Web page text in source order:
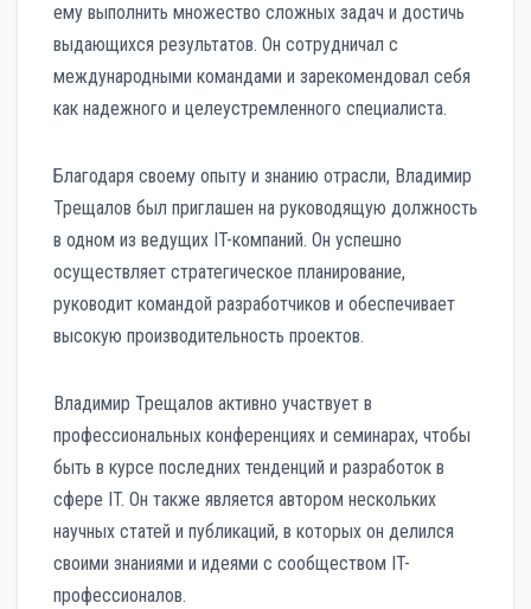
ему выполнить множество сложных задач и достичь
выдающихся результатов. Он сотрудничал с
международными командами и зарекомендовал себя
как надежного и целеустремленного специалиста.
Благодаря своему опыту и знанию отрасли, Владимир
Трещалов был приглашен на руководящую должность
в одном из ведущих IT-компаний. Он успешно
осуществляет стратегическое планирование,
руководит командой разработчиков и обеспечивает
высокую производительность проектов.
Владимир Трещалов активно участвует в
профессиональных конференциях и семинарах, чтобы
быть в курсе последних тенденций и разработок в
сфере IT. Он также является автором нескольких
научных статей и публикаций, в которых он делился
своими знаниями и идеями с сообществом IT-
профессионалов.